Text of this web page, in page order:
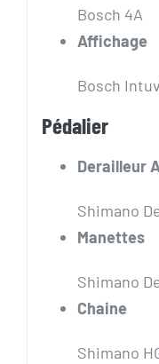
Bosch 4A
Affichage
Bosch
Pédalier
Derailleur
Shimano
Manettes
Shimano
Chaine
Shimano